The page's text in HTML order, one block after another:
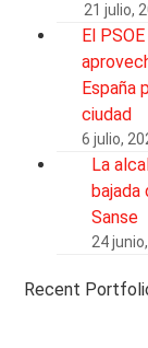
21 julio,
El
España
ciudad
6 julio,
La
Sanse
24
Recent